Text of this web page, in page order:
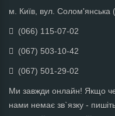
м. Київ, вул.
(066) 115-07-02
(067) 503-10-42
(067) 501-29-02
Ми завжди онлайн! Якщо
нами немає зв`язку -